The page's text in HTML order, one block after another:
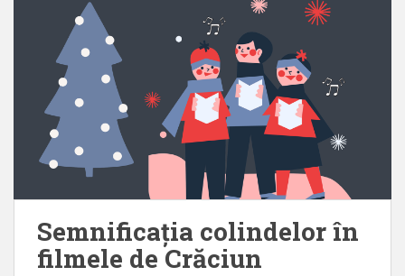
Semnificația colindelor în
filmele de Crăciun